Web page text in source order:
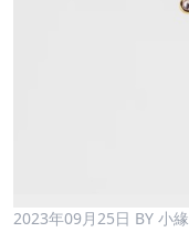
2023年09月25日 BY 小緣